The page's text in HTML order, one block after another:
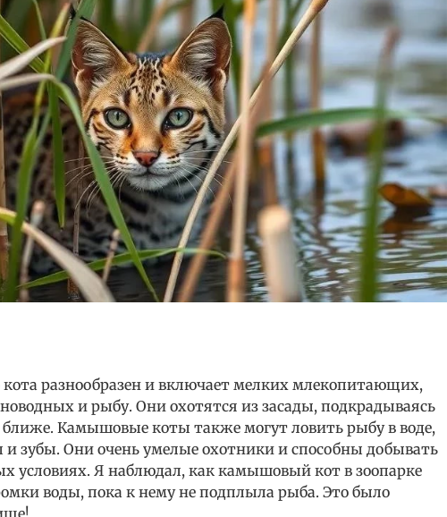
разнообразен и включает мелких млекопитающих,
и рыбу. Они охотятся из засады, подкрадываясь
Камышовые коты также могут ловить рыбу в воде,
и зубы. Они очень умелые охотники и способны добывать
условиях. Я наблюдал, как камышовый кот в зоопарке
воды, пока к нему не подплыла рыба. Это было